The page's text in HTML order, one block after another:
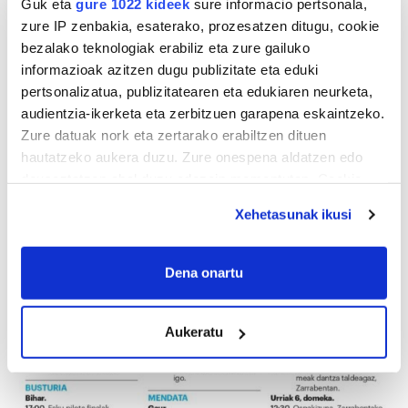
Guk eta gure 1022 kideek sure informacio pertsonala,
zure IP zenbakia, esaterako, prozesatzen ditugu, cookie
bezalako teknologiak erabiliz eta zure gailuko
informazioak azitzen dugu publizitate eta eduki
pertsonalizatua, publizitatearen eta edukiaren neurketa,
audientzia-ikerketa eta zerbitzuen garapena eskaintzeko.
Zure datuak nork eta zertarako erabiltzen dituen
hautatzeko aukera duzu. Zure onespena aldatzen edo
If you allow, we would also like to:
Collect information about your geographical
Identify your device by actively scanning it for
specific characteristics (fingerprinting)
Find out more about how your personal data is processed
and set your preferences in the
details section.
Xehetasunak ikusi
Dena onartu
Aukeratu